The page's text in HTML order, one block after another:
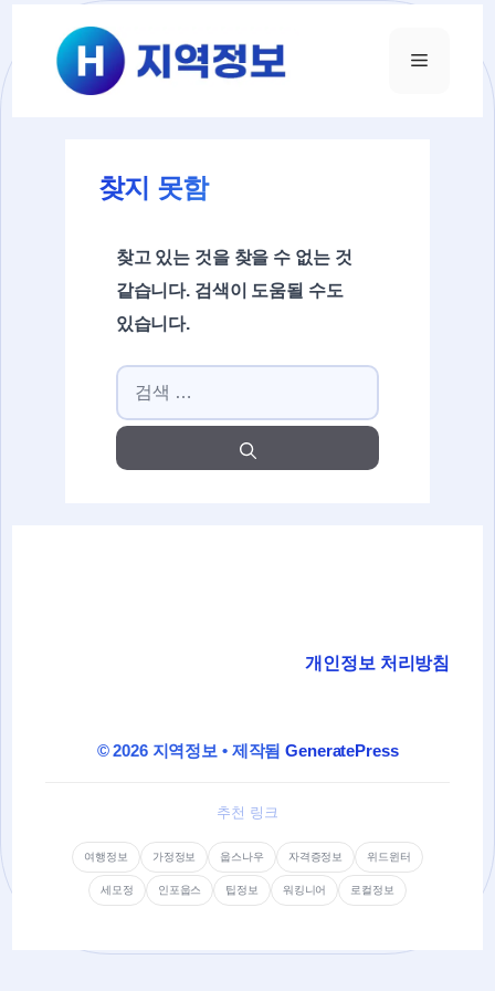
건너뛰기
메뉴
찾지 못함
찾고 있는 것을 찾을 수 없는 것
같습니다. 검색이 도움될 수도
있습니다.
검색:
개인정보 처리방침
© 2026 지역정보 • 제작됨GeneratePress
추천 링크
여행정보 가정정보 웁스나우 자격증정보 위드윈터
세모정 인포웁스 팁정보 워킹니어 로컬정보